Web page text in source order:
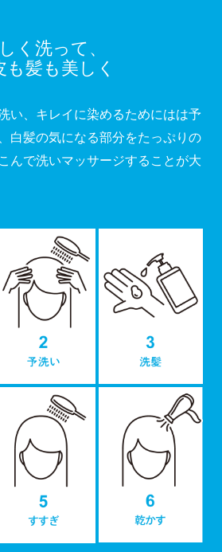
く洗って、
も髪も美しく
い、キレイに染めるためにはは予
白髪の気になる部分をたっぷりの
んで洗いマッサージすることが大